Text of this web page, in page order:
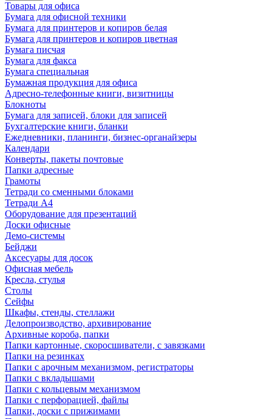
Товары для офиса
Бумага для офисной техники
Бумага для принтеров и копиров белая
Бумага для принтеров и копиров цветная
Бумага писчая
Бумага для факса
Бумага специальная
Бумажная продукция для офиса
Адресно-телефонные книги, визитницы
Блокноты
Бумага для записей, блоки для записей
Бухгалтерские книги, бланки
Ежедневники, планинги, бизнес-органайзеры
Календари
Конверты, пакеты почтовые
Папки адресные
Грамоты
Тетради со сменными блоками
Тетради А4
Оборудование для презентаций
Доски офисные
Демо-системы
Бейджи
Аксесуары для досок
Офисная мебель
Кресла, стулья
Столы
Сейфы
Шкафы, стенды, стеллажи
Делопроизводство, архивирование
Архивные короба, папки
Папки картонные, скоросшиватели, с завязками
Папки на резинках
Папки с арочным механизмом, регистраторы
Папки с вкладышами
Папки с кольцевым механизмом
Папки с перфорацией, файлы
Папки, доски с прижимами